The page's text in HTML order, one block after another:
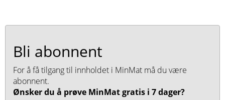
Bli abonnent
For å få tilgang til innholdet i MinMat må du være
abonnent.
Ønsker du å prøve MinMat gratis i 7 dager?